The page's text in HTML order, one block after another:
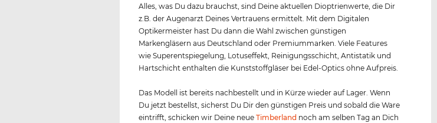
Alles, was Du dazu brauchst, sind Deine aktuellen Dioptrienwerte, die Dir
z.B. der Augenarzt Deines Vertrauens ermittelt. Mit dem Digitalen
Optikermeister hast Du dann die Wahl zwischen günstigen
Markengläsern aus Deutschland oder Premiummarken. Viele Features
wie Superentspiegelung, Lotuseffekt, Reinigungsschicht, Antistatik und
Hartschicht enthalten die Kunststoffgläser bei Edel-Optics ohne Aufpreis.
Das Modell ist bereits nachbestellt und in Kürze wieder auf Lager. Wenn
Du jetzt bestellst, sicherst Du Dir den günstigen Preis und sobald die Ware
eintrifft, schicken wir Deine neueTimberland noch am selben Tag an Dich